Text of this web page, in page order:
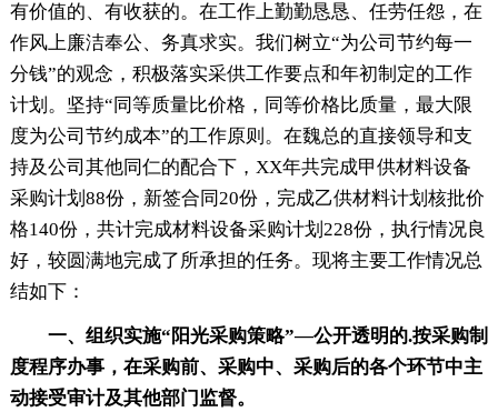
有价值的、有收获的。在工作上勤勤恳恳、任劳任怨，在
作风上廉洁奉公、务真求实。我们树立“为公司节约每一
分钱”的观念，积极落实采供工作要点和年初制定的工作
计划。坚持“同等质量比价格，同等价格比质量，最大限
度为公司节约成本”的工作原则。在魏总的直接领导和支
持及公司其他同仁的配合下，XX年共完成甲供材料设备
采购计划88份，新签合同20份，完成乙供材料计划核批价
格140份，共计完成材料设备采购计划228份，执行情况良
好，较圆满地完成了所承担的任务。现将主要工作情况总
结如下：
一、组织实施“阳光采购策略”—公开透明的.按采购制
度程序办事，在采购前、采购中、采购后的各个环节中主
动接受审计及其他部门监督。